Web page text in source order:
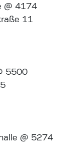
@ 4174
11
5500
@ 5274